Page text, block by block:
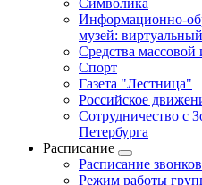
Символика
Информационно-
музей:
Средства
Спорт
Газета "Лестница"
Российское
Сотрудничество с
Петербурга
Расписание
Расписание звонков
Режим работы